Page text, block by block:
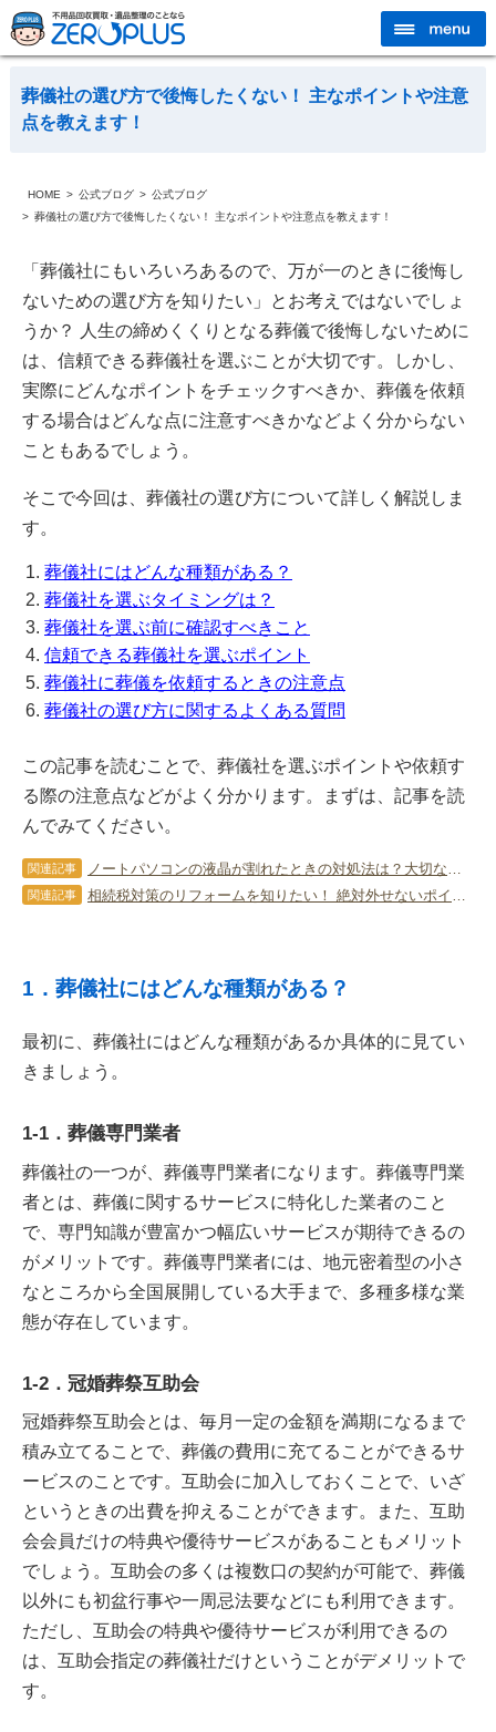
葬儀社の選び方で後悔したくない！ 主なポイントや注意
点を教えます！
HOME 公式ブログ
公式ブログ
葬儀社の選び方で後悔したくない！ 主なポイントや注意点を教えます！
「葬儀社にもいろいろあるので、万が一のときに後悔し
ないための選び方を知りたい」とお考えではないでしょ
うか？ 人生の締めくくりとなる葬儀で後悔しないために
は、信頼できる葬儀社を選ぶことが大切です。しかし、
実際にどんなポイントをチェックすべきか、葬儀を依頼
する場合はどんな点に注意すべきかなどよく分からない
こともあるでしょう。
そこで今回は、葬儀社の選び方について詳しく解説しま
す。
葬儀社にはどんな種類がある？
葬儀社を選ぶタイミングは？
葬儀社を選ぶ前に確認すべきこと
信頼できる葬儀社を選ぶポイント
葬儀社に葬儀を依頼するときの注意点
葬儀社の選び方に関するよくある質問
この記事を読むことで、葬儀社を選ぶポイントや依頼す
る際の注意点などがよく分かります。まずは、記事を読
んでみてください。
関連記事 ノートパソコンの液晶が割れたときの対処法は？大切なデータを守ろう
関連記事 相続税対策のリフォームを知りたい！ 絶対外せないポイントを詳しく！
1．葬儀社にはどんな種類がある？
最初に、葬儀社にはどんな種類があるか具体的に見てい
きましょう。
1-1．葬儀専門業者
葬儀社の一つが、葬儀専門業者になります。葬儀専門業
者とは、葬儀に関するサービスに特化した業者のこと
で、専門知識が豊富かつ幅広いサービスが期待できるの
がメリットです。葬儀専門業者には、地元密着型の小さ
なところから全国展開している大手まで、多種多様な業
態が存在しています。
1-2．冠婚葬祭互助会
冠婚葬祭互助会とは、毎月一定の金額を満期になるまで
積み立てることで、葬儀の費用に充てることができるサ
ービスのことです。互助会に加入しておくことで、いざ
というときの出費を抑えることができます。また、互助
会会員だけの特典や優待サービスがあることもメリット
でしょう。互助会の多くは複数口の契約が可能で、葬儀
以外にも初盆行事や一周忌法要などにも利用できます。
ただし、互助会の特典や優待サービスが利用できるの
は、互助会指定の葬儀社だけということがデメリットで
す。